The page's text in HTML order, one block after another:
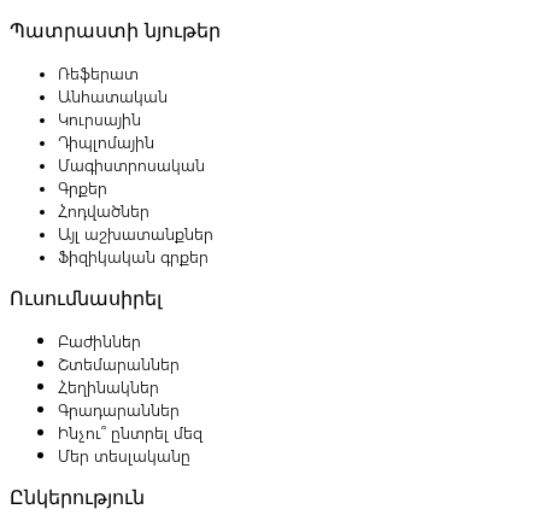
Պատրաստի նյութեր
Ռեֆերատ
Անհատական
Կուրսային
Դիպլոմային
Մագիստրոսական
Գրքեր
Հոդվածներ
Այլ աշխատանքներ
Ֆիզիկական գրքեր
Ուսումնասիրել
Բաժիններ
Շտեմարաններ
Հեղինակներ
Գրադարաններ
Ինչու՞ ընտրել մեզ
Մեր տեսլականը
Ընկերություն